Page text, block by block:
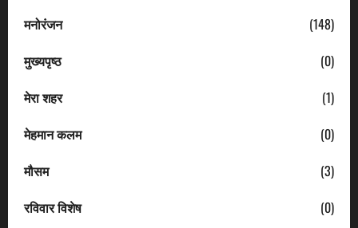
मनोरंजन
(148)
मुख्यपृष्ठ
(0)
मेरा शहर
(1)
मेहमान कलम
(0)
मौसम
(3)
रविवार विशेष
(0)